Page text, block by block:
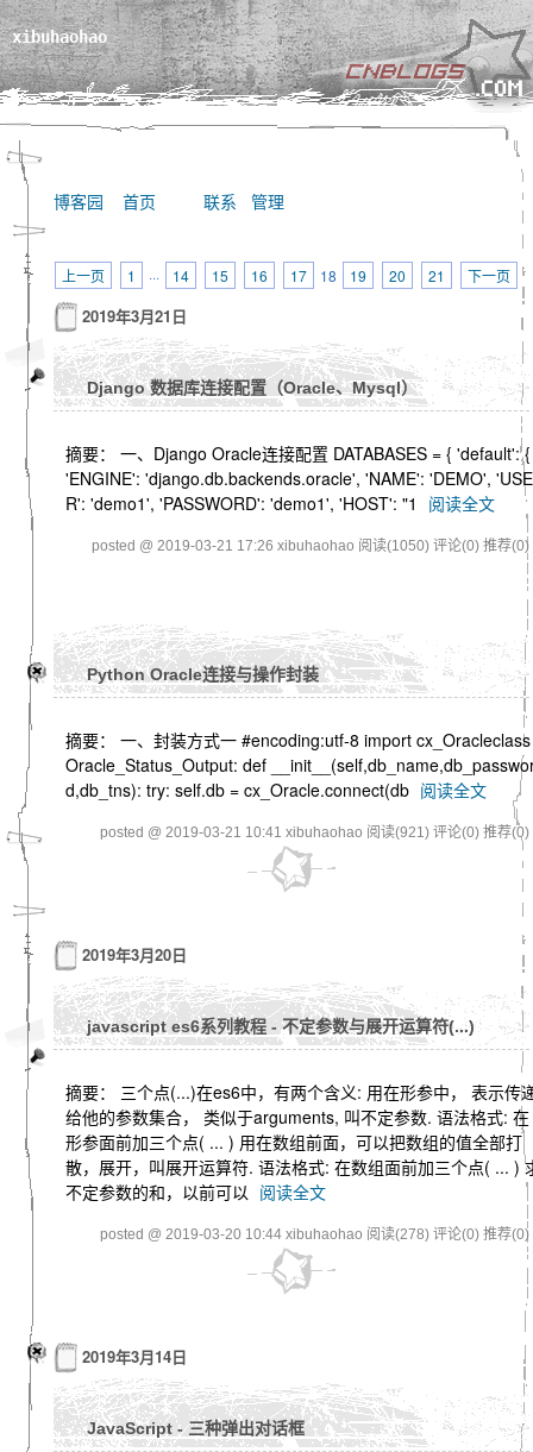
xibuhaohao
博客园 首页 联系 管理
上一页 1 ··· 14 15 16 17 18 19 20 21 下一页
2019年3月21日
Django 数据库连接配置（Oracle、Mysql）
摘要： 一、Django Oracle连接配置 DATABASES = { 'default': {
'ENGINE': 'django.db.backends.oracle', 'NAME': 'DEMO', 'USE
R': 'demo1', 'PASSWORD': 'demo1', 'HOST': "1
阅读全文
posted @ 2019-03-21 17:26 xibuhaohao 阅读(1050) 评论(0) 推荐(0)
Python Oracle连接与操作封装
摘要： 一、封装方式一 #encoding:utf-8 import cx_Oracleclass
Oracle_Status_Output: def
d,db_tns): try: self.db = cx_Oracle.connect(db 阅读全文
posted @ 2019-03-21 10:41 xibuhaohao 阅读(921) 评论(0) 推荐(0)
2019年3月20日
javascript es6系列教程 - 不定参数与展开运算符(...)
摘要： 三个点(...)在es6中，有两个含义: 用在形参中， 表示传
给他的参数集合， 类似于arguments, 叫不定参数. 语法格式: 在
形参面前加三个点( ... ) 用在数组前面，可以把数组的值全部打
散，展开，叫展开运算符. 语法格式: 在数组面前加三个点( ... )
不定参数的和，以前可以 阅读全文
posted @ 2019-03-20 10:44 xibuhaohao 阅读(278) 评论(0) 推荐(0)
2019年3月14日
JavaScript - 三种弹出对话框